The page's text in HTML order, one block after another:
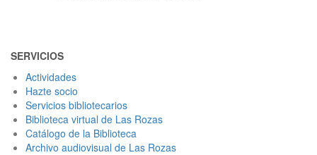
SERVICIOS
Actividades
Hazte socio
Servicios bibliotecarios
Biblioteca virtual de Las Rozas
Catálogo de la Biblioteca
Archivo audiovisual de Las Rozas